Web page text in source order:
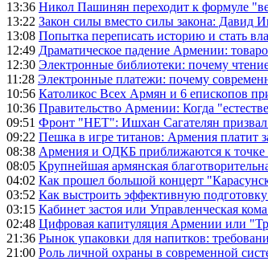
13:36 Никол Пашинян переходит к формуле
13:22 Закон силы вместо силы закона: Давид
13:08 Попытка переписать историю и стать
12:49 Драматическое падение Армении:
12:30 Электронные библиотеки: почему
11:28 Электронные платежи: почему
10:56 Католикос Всех Армян и 6 епископов
10:36 Правительство Армении: Когда
09:51 Фронт "НЕТ": Ишхан Сагателян призвал
09:22 Пешка в игре титанов: Армения платит
08:38 Армения и ОДКБ приближаются к точке
08:05 Крупнейшая армянская
04:02 Как прошел большой концерт
03:52 Как выстроить эффективную
03:15 Кабинет застоя или Управленческая
02:48 Цифровая капитуляция Армении или
21:36 Рынок упаковки для напитков:
21:00 Роль личной охраны в современной